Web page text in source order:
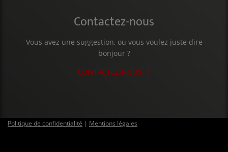
Contactez-nous
Vous avez une suggestion, ou vous voulez juste dire
bonjour ?
CONTACTEZ-NOUS
Politique de confidentialité | Mentions légales